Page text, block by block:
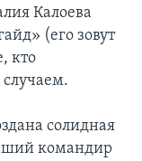
Калоева
(его зовут
кто
солидная
командир